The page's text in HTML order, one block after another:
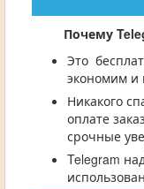
Почему
Это
экономим и
Никакого
оплате
срочные
Telegram